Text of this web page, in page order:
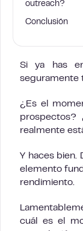
outreach?
Conclusión
Si ya has
seguramente
¿Es el
prospectos?
realmente
Y haces bien.
elemento
rendimiento.
cuál es el